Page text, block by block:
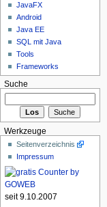
JavaFX
Android
Java EE
SQL mit Java
Tools
Frameworks
Suche
Werkzeuge
Seitenverzeichnis
Impressum
seit 9.10.2007